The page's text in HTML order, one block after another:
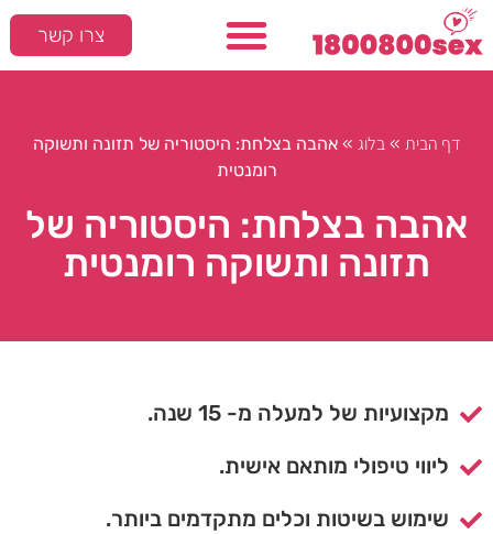
צרו קשר
דף הבית »בלוג »אהבה בצלחת: היסטוריה של תזונה ותשוקה
רומנטית
אהבה בצלחת: היסטוריה של
תזונה ותשוקה רומנטית
מקצועיות של למעלה מ- 15 שנה.
ליווי טיפולי מותאם אישית.
שימוש בשיטות וכלים מתקדמים ביותר.